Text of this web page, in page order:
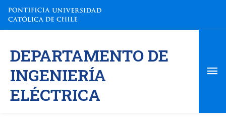
contenido
DEPARTAMENTO DE
INGENIERÍA
ELÉCTRICA